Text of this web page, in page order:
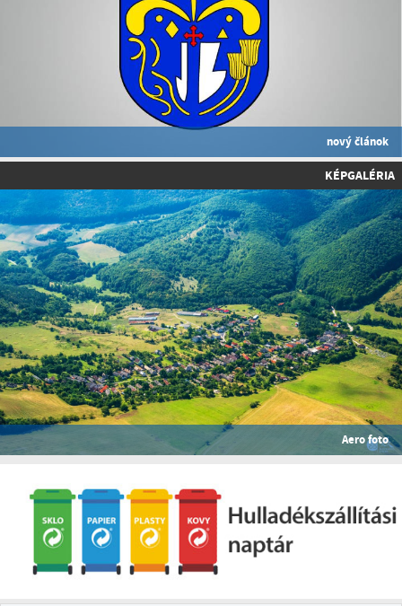
nový článok
KÉPGALÉRIA
Aero foto